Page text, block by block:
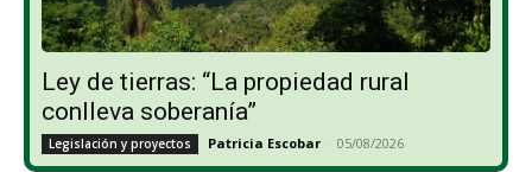
Ley de tierras: “La propiedad rural
conlleva soberanía”
Legislación y proyectos Patricia Escobar - 05/08/2026